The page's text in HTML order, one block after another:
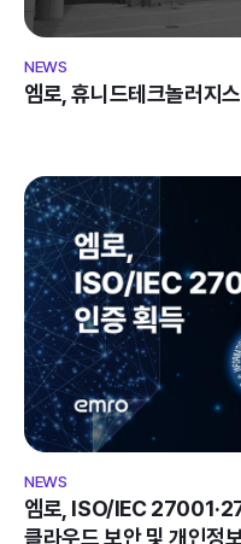
엠로, 휴니드테크놀러지
엠로, ISO/IEC
클라우드 보안 및 개인정